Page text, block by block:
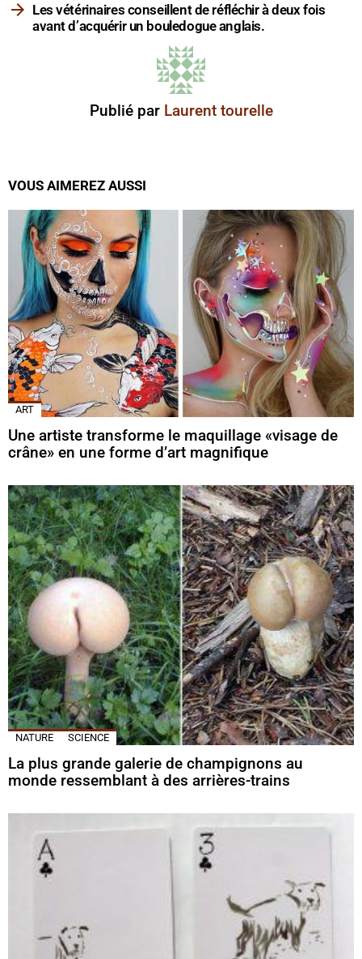
Les vétérinaires conseillent de réfléchir à deux fois
avant d’acquérir un bouledogue anglais.
Publié par Laurent tourelle
VOUS AIMEREZ AUSSI
ART
Une artiste transforme le maquillage «visage de
crâne» en une forme d’art magnifique
NATURE SCIENCE
La plus grande galerie de champignons au
monde ressemblant à des arrières-trains